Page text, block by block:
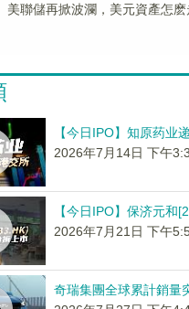
美聯儲再掀波瀾，美元資產怎麽
【今日IPO】知原药业
2026年7月14日 下午
【今日IPO】保济元和
2026年7月21日 下午
奇瑞集團全球累計銷量